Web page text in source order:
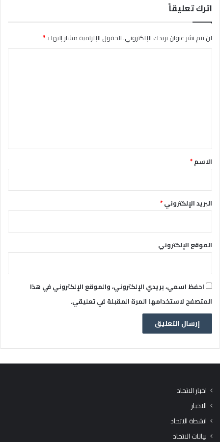
اترك تعليقاً
لن يتم نشر عنوان بريدك الإلكتروني.الحقول الإلزامية مشار إليها بـ*
*الاسم*
البريد الإلكتروني*
الموقع الإلكتروني
احفظ اسمي، بريدي الإلكتروني، والموقع الإلكتروني في هذا
المتصفح لاستخدامها المرة المقبلة في تعليقي.
اخبار الاتحاد
الاخبار
انشطة الاتحاد
بيانات الاتحاد